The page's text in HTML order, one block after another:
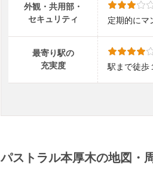
外観・共用部・
セキュリティ
定期的にマ
最寄り駅の
充実度
駅まで徒歩
パストラル本厚木の地図・